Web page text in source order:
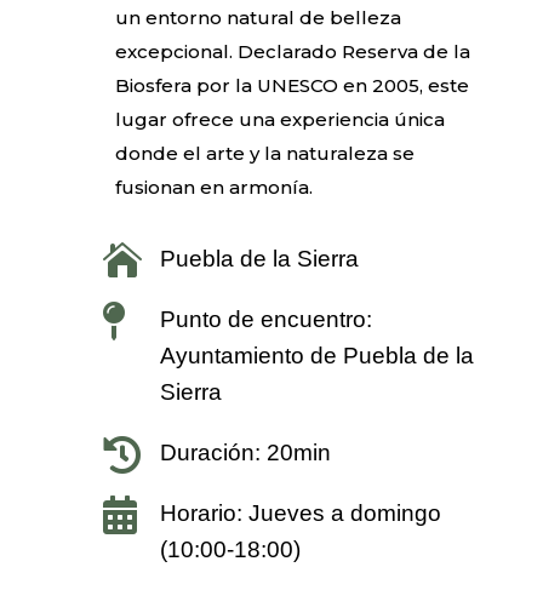
un entorno natural de belleza
excepcional. Declarado Reserva de la
Biosfera por la UNESCO en 2005, este
lugar ofrece una experiencia única
donde el arte y la naturaleza se
fusionan en armonía.
 Puebla de la Sierra

Punto de encuentro:
Ayuntamiento de Puebla de la
Sierra
 Duración: 20min

Horario: Jueves a domingo
(10:00-18:00)